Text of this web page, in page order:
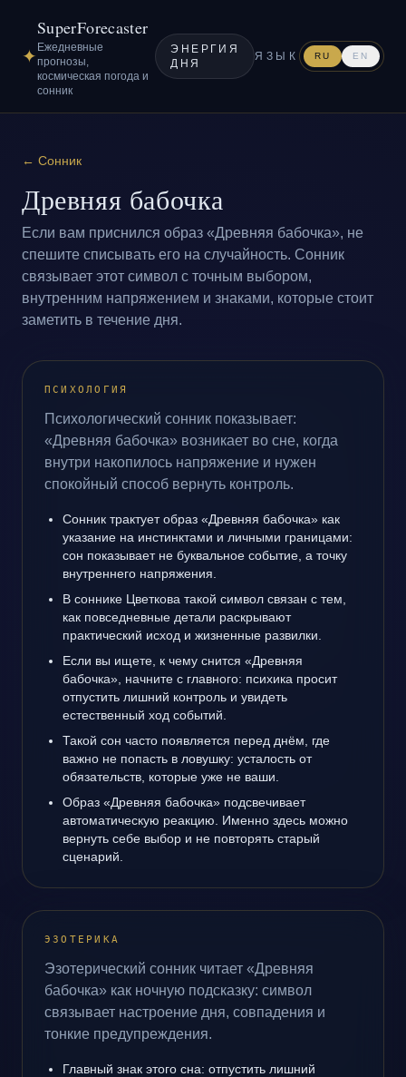
✦
SuperForecaster
Ежедневные
прогнозы,
космическая погода и
сонник
ЭНЕРГИЯ
ДНЯ
ЯЗЫК RU EN
← Сонник
Древняя бабочка
Если вам приснился образ «Древняя бабочка», не
спешите списывать его на случайность. Сонник
связывает этот символ с точным выбором,
внутренним напряжением и знаками, которые стоит
заметить в течение дня.
ПСИХОЛОГИЯ
Психологический сонник показывает:
«Древняя бабочка» возникает во сне, когда
внутри накопилось напряжение и нужен
спокойный способ вернуть контроль.
Сонник трактует образ «Древняя бабочка» как
указание на инстинктами и личными границами:
сон показывает не буквальное событие, а точку
внутреннего напряжения.
В соннике Цветкова такой символ связан с тем,
как повседневные детали раскрывают
практический исход и жизненные развилки.
Если вы ищете, к чему снится «Древняя
бабочка», начните с главного: психика просит
отпустить лишний контроль и увидеть
естественный ход событий.
Такой сон часто появляется перед днём, где
важно не попасть в ловушку: усталость от
обязательств, которые уже не ваши.
Образ «Древняя бабочка» подсвечивает
автоматическую реакцию. Именно здесь можно
вернуть себе выбор и не повторять старый
сценарий.
ЭЗОТЕРИКА
Эзотерический сонник читает «Древняя
бабочка» как ночную подсказку: символ
связывает настроение дня, совпадения и
тонкие предупреждения.
Главный знак этого сна: отпустить лишний